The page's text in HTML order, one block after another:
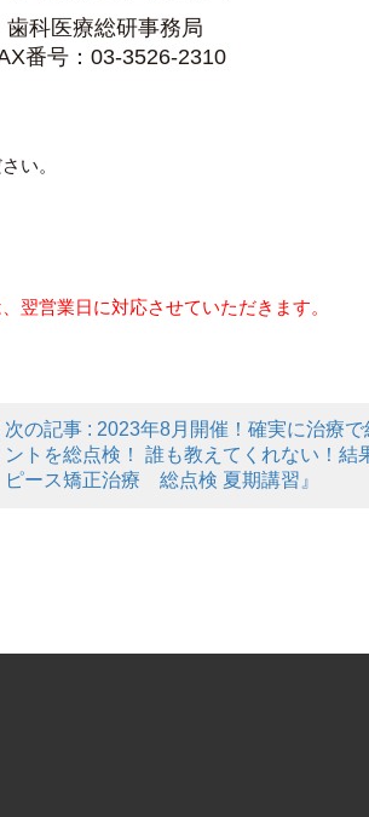
歯科医療総研事務局
番号：03-3526-2310
い。
翌営業日に対応させていただきます。
次の記事 : 2023年8月開催！確実に治療
ントを総点検！ 誰も教えてくれない！結
ピース矯正治療 総点検 夏期講習』